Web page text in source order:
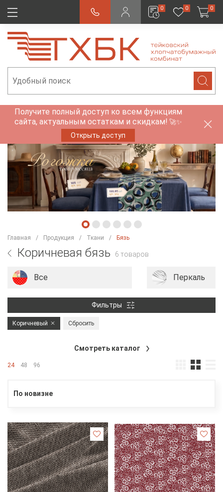
0 0 0
Получите полный доступ ко всем функциям
сайта, актуальным остаткам и скидкам! 🚀✨
Открыть доступ
Главная Продукция Ткани Бязь
Коричневая бязь 6 товаров
Все Перкаль
Фильтры
Коричневый Сбросить
Смотреть каталог
24 48 96
По новизне